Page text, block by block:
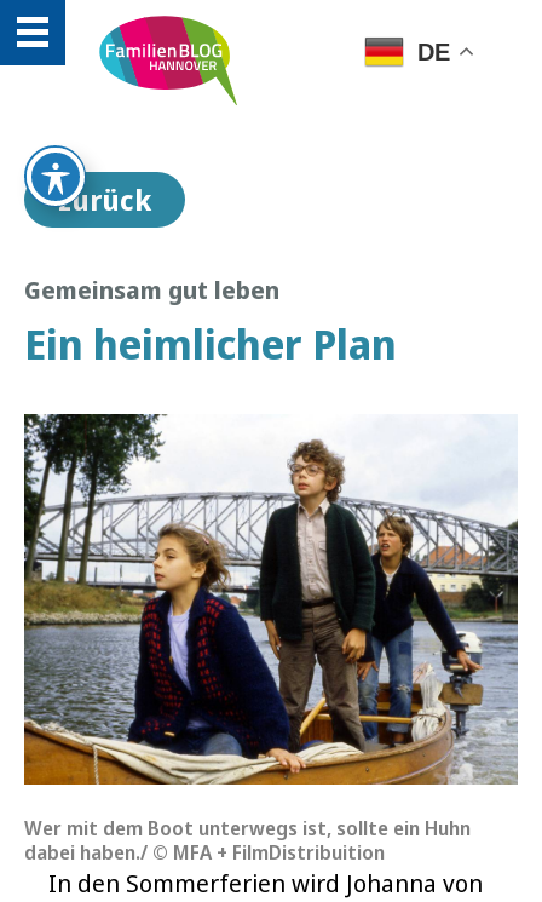
DE
zurück
Gemeinsam gut leben
Ein heimlicher Plan
Wer mit dem Boot unterwegs ist, sollte ein Huhn
dabei haben./ © MFA + FilmDistribuition
In den Sommerferien wird Johanna von